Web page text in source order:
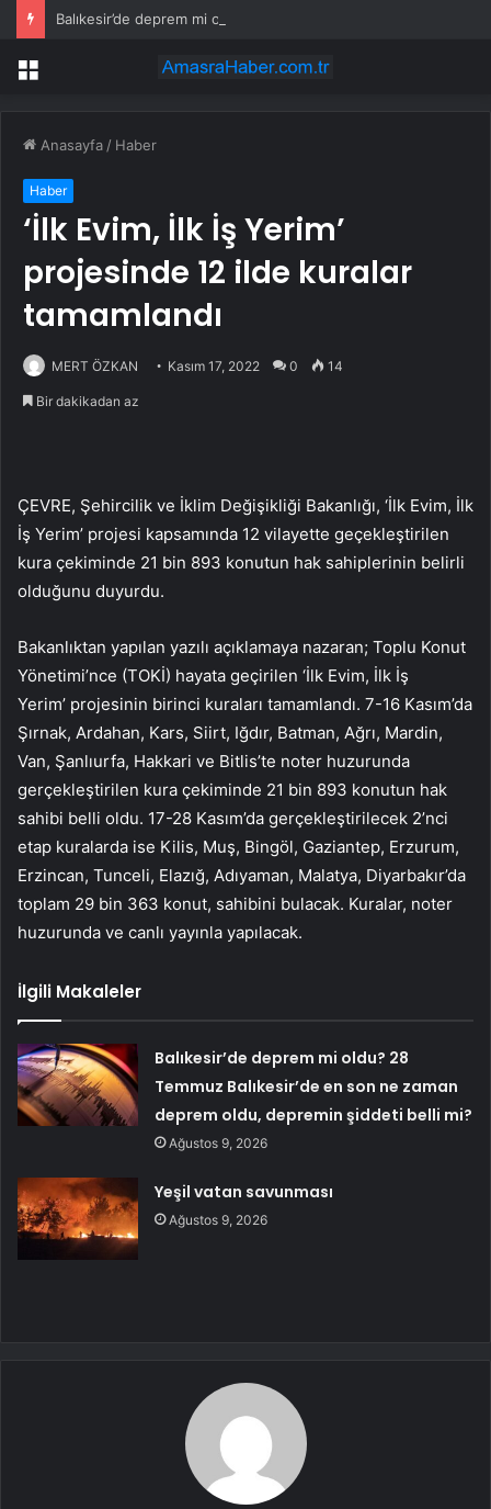
Menü
Anasayfa / Haber
Haber
‘İlk Evim, İlk İş Yerim’
projesinde 12 ilde kuralar
tamamlandı
MERT ÖZKAN Kasım 17, 2022 0 14
Bir dakikadan az
ÇEVRE, Şehircilik ve İklim Değişikliği Bakanlığı, ‘İlk Evim, İlk
İş Yerim’ projesi kapsamında 12 vilayette geçekleştirilen
kura çekiminde 21 bin 893 konutun hak sahiplerinin belirli
olduğunu duyurdu.
Bakanlıktan yapılan yazılı açıklamaya nazaran; Toplu Konut
Yönetimi’nce (TOKİ) hayata geçirilen ‘İlk Evim, İlk İş
Yerim’ projesinin birinci kuraları tamamlandı. 7-16 Kasım’da
Şırnak, Ardahan, Kars, Siirt, Iğdır, Batman, Ağrı, Mardin,
Van, Şanlıurfa, Hakkari ve Bitlis’te noter huzurunda
gerçekleştirilen kura çekiminde 21 bin 893 konutun hak
sahibi belli oldu. 17-28 Kasım’da gerçekleştirilecek 2’nci
etap kuralarda ise Kilis, Muş, Bingöl, Gaziantep, Erzurum,
Erzincan, Tunceli, Elazığ, Adıyaman, Malatya, Diyarbakır’da
toplam 29 bin 363 konut, sahibini bulacak. Kuralar, noter
huzurunda ve canlı yayınla yapılacak.
İlgili Makaleler
Balıkesir’de deprem mi oldu? 28
Temmuz Balıkesir’de en son ne zaman
deprem oldu, depremin şiddeti belli mi?
Ağustos 9, 2026
Yeşil vatan savunması
Ağustos 9, 2026